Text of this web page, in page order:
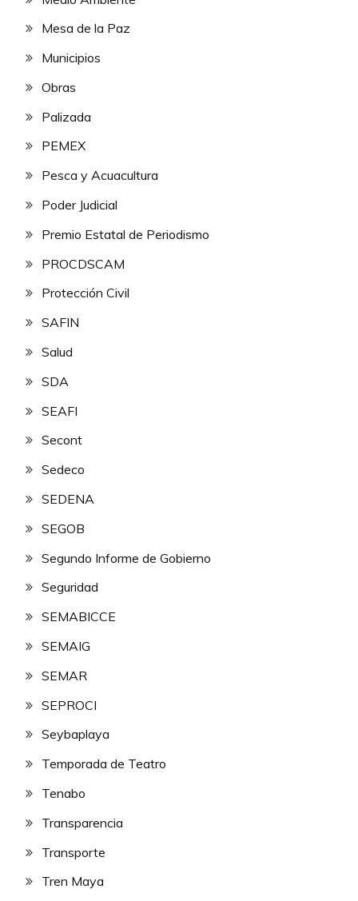
Mesa de la Paz
Municipios
Obras
Palizada
PEMEX
Pesca y Acuacultura
Poder Judicial
Premio Estatal de Periodismo
PROCDSCAM
Protección Civil
SAFIN
Salud
SDA
SEAFI
Secont
Sedeco
SEDENA
SEGOB
Segundo Informe de Gobierno
Seguridad
SEMABICCE
SEMAIG
SEMAR
SEPROCI
Seybaplaya
Temporada de Teatro
Tenabo
Transparencia
Transporte
Tren Maya